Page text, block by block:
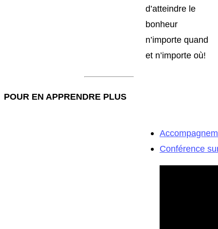
d’atteindre le
bonheur
n’importe quand
et n’importe où!
POUR EN APPRENDRE PLUS
Conférence